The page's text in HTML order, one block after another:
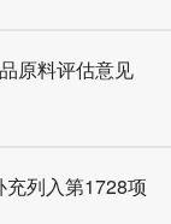
原料评估意见
列入第1728项